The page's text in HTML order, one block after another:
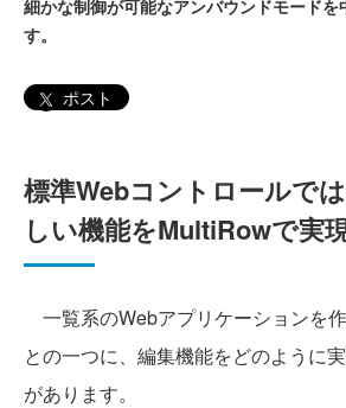
細かな制御が可能なアンバウンドモードを
す。
ポスト
標準Webコントロールで
しい機能をMultiRowで実
一覧系のWebアプリケーションを
との一つに、編集機能をどのように
があります。